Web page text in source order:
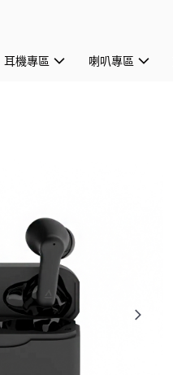
耳機專區 喇叭專區